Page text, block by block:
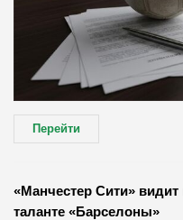
Перейти
«Манчестер Сити»
таланте «Барселоны»